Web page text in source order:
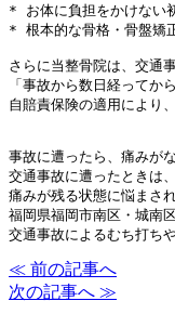
* お体に負担をかけない
* 根本的な骨格・骨盤矯
さらに当整骨院は、交通
「事故から数日経って
自賠責保険の適用により
事故に遭ったら、痛みが
交通事故に遭ったときは
痛みが残る状態に悩まさ
福岡県福岡市南区・城南
交通事故によるむち打ち
≪ 前の記事へ
次の記事へ ≫